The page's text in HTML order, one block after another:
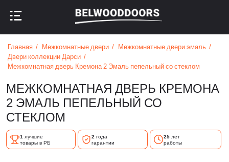
НАЗАД В МЕНЮ
НАЗАД В МЕНЮ
Главная Межкомнатные двери
Межкомнатные двери эмаль
Двери коллекции Дарси
Межкомнатная дверь Кремона 2 Эмаль пепельный со стеклом
МЕЖКОМНАТНАЯ ДВЕРЬ КРЕМОНА
2 ЭМАЛЬ ПЕПЕЛЬНЫЙ СО
СТЕКЛОМ
1 лучшие
товары в РБ
2 года
гарантии
25лет
работы